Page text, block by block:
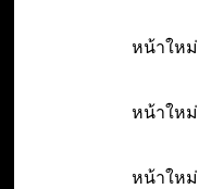
หน้าใหม่
หน้าใหม่
หน้าใหม่